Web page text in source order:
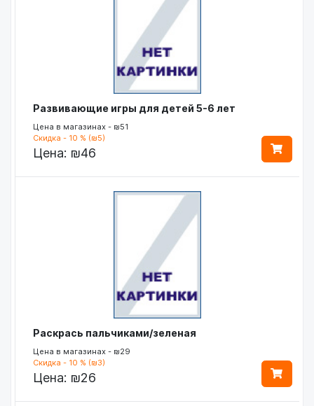
Развивающие игры для детей 5-6 лет
Цена в магазинах - ₪51
Скидка - 10 % (₪5)
Цена: ₪46
Раскрась пальчиками/зеленая
Цена в магазинах - ₪29
Скидка - 10 % (₪3)
Цена: ₪26